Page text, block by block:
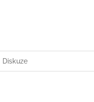
Diskuze